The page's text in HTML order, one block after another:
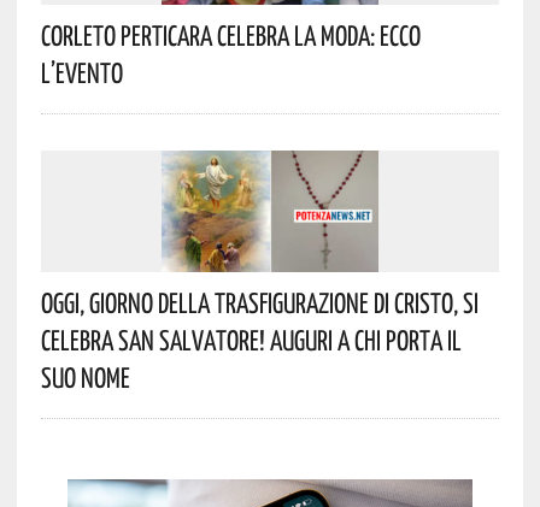
Corleto Perticara Celebra La Moda: Ecco
L’evento
Oggi, Giorno Della Trasfigurazione Di Cristo, Si
Celebra San Salvatore! Auguri A Chi Porta Il
Suo Nome